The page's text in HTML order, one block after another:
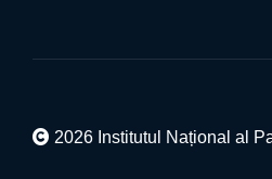
2026 Institutul Național al